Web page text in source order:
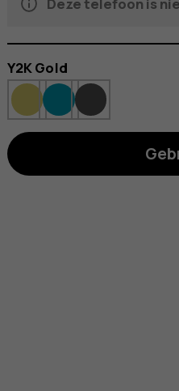
Deze telefoon is
Kleur
Y2K Gold